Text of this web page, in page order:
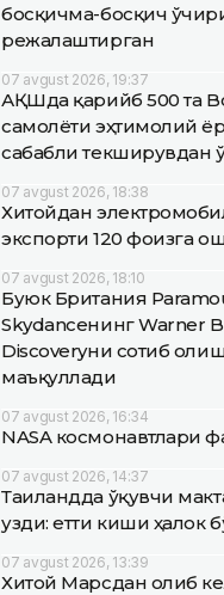
босқичма-босқич
режалаштирган
07 avgust 2026, 19:37
АҚШда қарийб 500 та
самолёти эҳтимолий
сабабли текширувдан
07 avgust 2026, 18:38
Хитойдан
экспорти 120 фоизга
07 avgust 2026, 18:10
Буюк Британия
Skydanceнинг Warner
Discoveryни сотиб
маъқуллади
07 avgust 2026, 16:34
NASA космонавтлари
07 avgust 2026, 14:37
Таиландда ўқувчи
узди: етти киши ҳалок
07 avgust 2026, 13:39
Хитой Марсдан олиб